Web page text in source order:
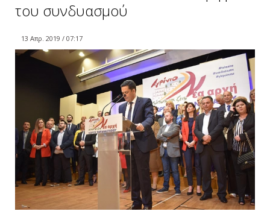
του συνδυασμού
13 Απρ. 2019 / 07:17